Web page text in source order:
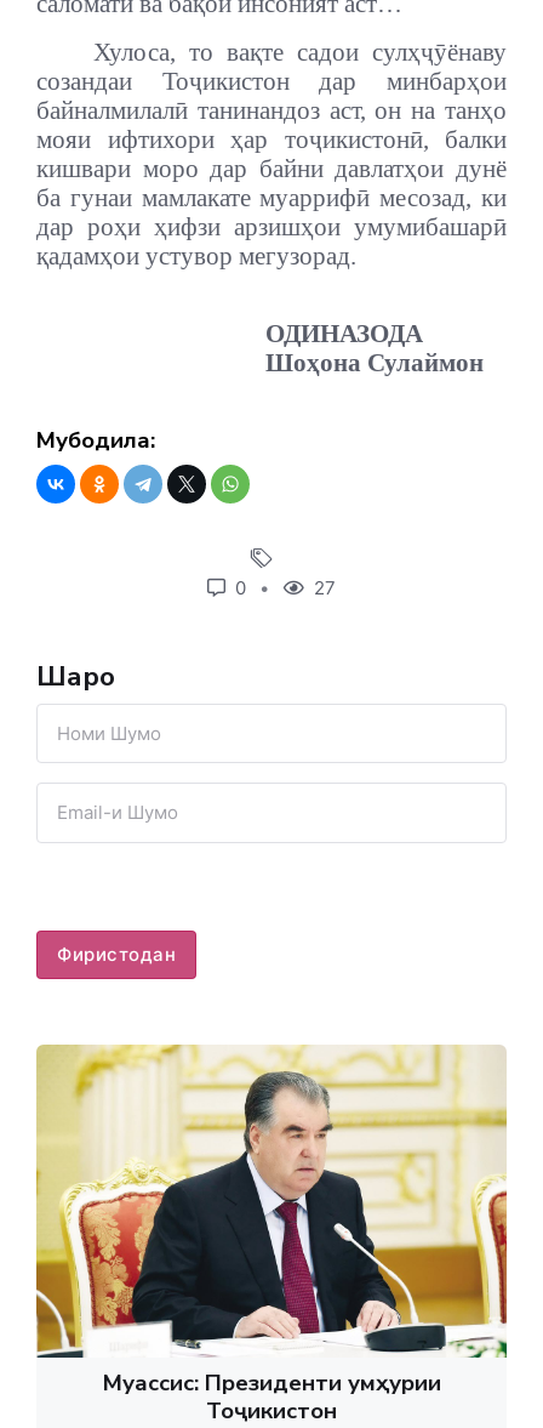
Хулоса, то вақте садои сулҳҷӯёнаву
созандаи Тоҷикистон дар минбарҳои
байналмилалӣ танинандоз аст, он на танҳо
мояи ифтихори ҳар тоҷикистонӣ, балки
кишвари моро дар байни давлатҳои дунё
ба гунаи мамлакате муаррифӣ месозад, ки
дар роҳи ҳифзи арзишҳои умумибашарӣ
қадамҳои устувор мегузорад.
ОДИНАЗОДА
Шоҳона Сулаймон
Мубодила:
0 27
Шарҳҳо
Фиристодан
Муассис: Президенти Ҷумҳурии
Тоҷикистон